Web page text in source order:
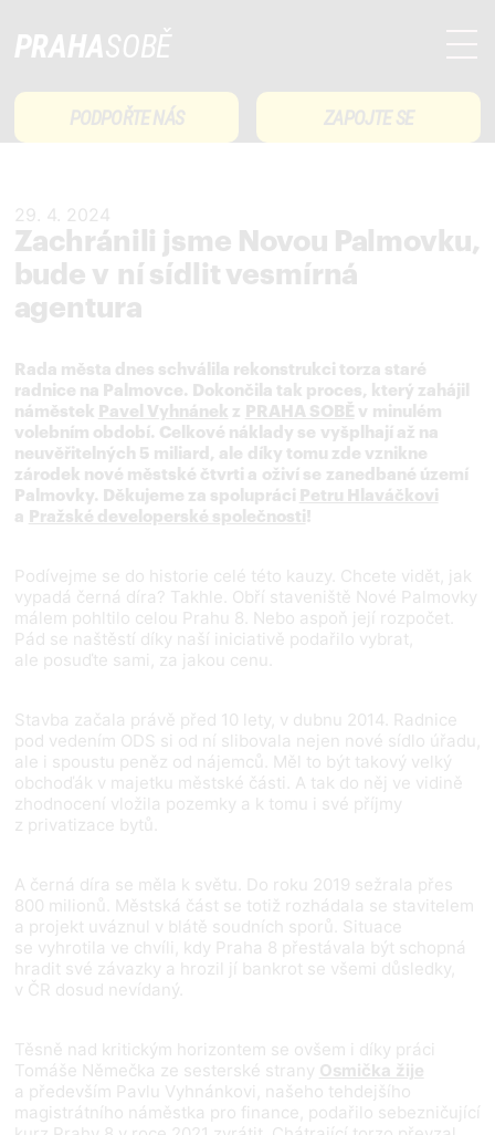
PRAHASOBĚ
PODPOŘTE NÁS ZAPOJTE SE
29. 4. 2024
Zachránili jsme Novou Palmovku,
bude v ní sídlit vesmírná
agentura
Rada města dnes schválila rekonstrukci torza staré
radnice na Palmovce. Dokončila tak proces, který zahájil
náměstek Pavel Vyhnánek z PRAHA SOBĚ v minulém
volebním období. Celkové náklady se vyšplhají až na
neuvěřitelných 5 miliard, ale díky tomu zde vznikne
zárodek nové městské čtvrti a oživí se zanedbané území
Palmovky. Děkujeme za spolupráci Petru Hlaváčkovi
a
Pražské developerské společnosti
Podívejme se do historie celé této kauzy. Chcete vidět, jak
vypadá černá díra? Takhle. Obří staveniště Nové Palmovky
málem pohltilo celou Prahu 8. Nebo aspoň její rozpočet.
Pád se naštěstí díky naší iniciativě podařilo vybrat,
ale posuďte sami, za jakou cenu.
Stavba začala právě před 10 lety, v dubnu 2014. Radnice
pod vedením ODS si od ní slibovala nejen nové sídlo úřadu,
ale i spoustu peněz od nájemců. Měl to být takový velký
obchoďák v majetku městské části. A tak do něj ve vidině
zhodnocení vložila pozemky a k tomu i své příjmy
z privatizace bytů.
A černá díra se měla k světu. Do roku 2019 sežrala přes
800 milionů. Městská část se totiž rozhádala se stavitelem
a projekt uváznul v blátě soudních sporů. Situace
se vyhrotila ve chvíli, kdy Praha 8 přestávala být schopná
hradit své závazky a hrozil jí bankrot se všemi důsledky,
v ČR dosud nevídaný.
Těsně nad kritickým horizontem se ovšem i díky práci
Tomáše Němečka ze sesterské strany Osmička žije
a především Pavlu Vyhnánkovi, našeho tehdejšího
magistrátního náměstka pro finance, podařilo sebezničující